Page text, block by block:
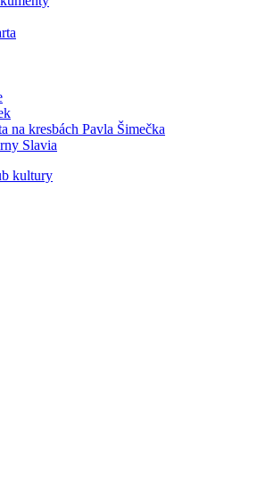
na kresbách Pavla Šimečka
Slavia
kultury